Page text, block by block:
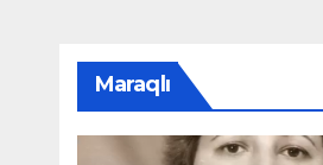
Maraqlı